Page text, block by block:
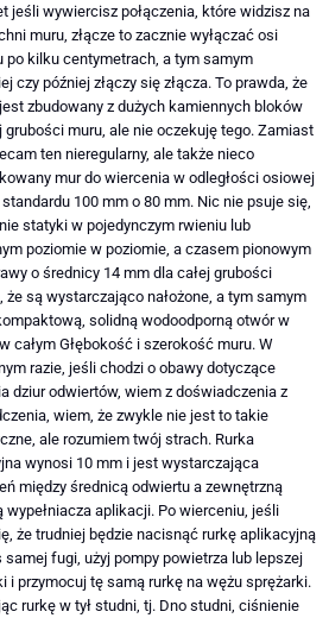
jeśli wywiercisz połączenia, które widzisz na
muru, złącze to zacznie wyłączać osi
po kilku centymetrach, a tym samym
czy później złączy się złącza. To prawda, że
zbudowany z dużych kamiennych bloków
grubości muru, ale nie oczekuję tego. Zamiast
ten nieregularny, ale także nieco
mur do wiercenia w odległości osiowej
100 mm o 80 mm. Nic nie psuje się,
statyki w pojedynczym rwieniu lub
poziomie w poziomie, a czasem pionowym
o średnicy 14 mm dla całej grubości
że ​​są wystarczająco nałożone, a tym samym
solidną wodoodporną otwór w
całym Głębokość i szerokość muru. W
razie, jeśli chodzi o obawy dotyczące
dziur odwiertów, wiem z doświadczenia z
wiem, że zwykle nie jest to takie
ale rozumiem twój strach. Rurka
wynosi 10 mm i jest wystarczająca
między średnicą odwiertu a zewnętrzną
wypełniacza aplikacji. Po wierceniu, jeśli
że trudniej będzie nacisnąć rurkę aplikacyjną
samej fugi, użyj pompy powietrza lub lepszej
i przymocuj tę samą rurkę na wężu sprężarki.
rurkę w tył studni, tj. Dno studni, ciśnienie